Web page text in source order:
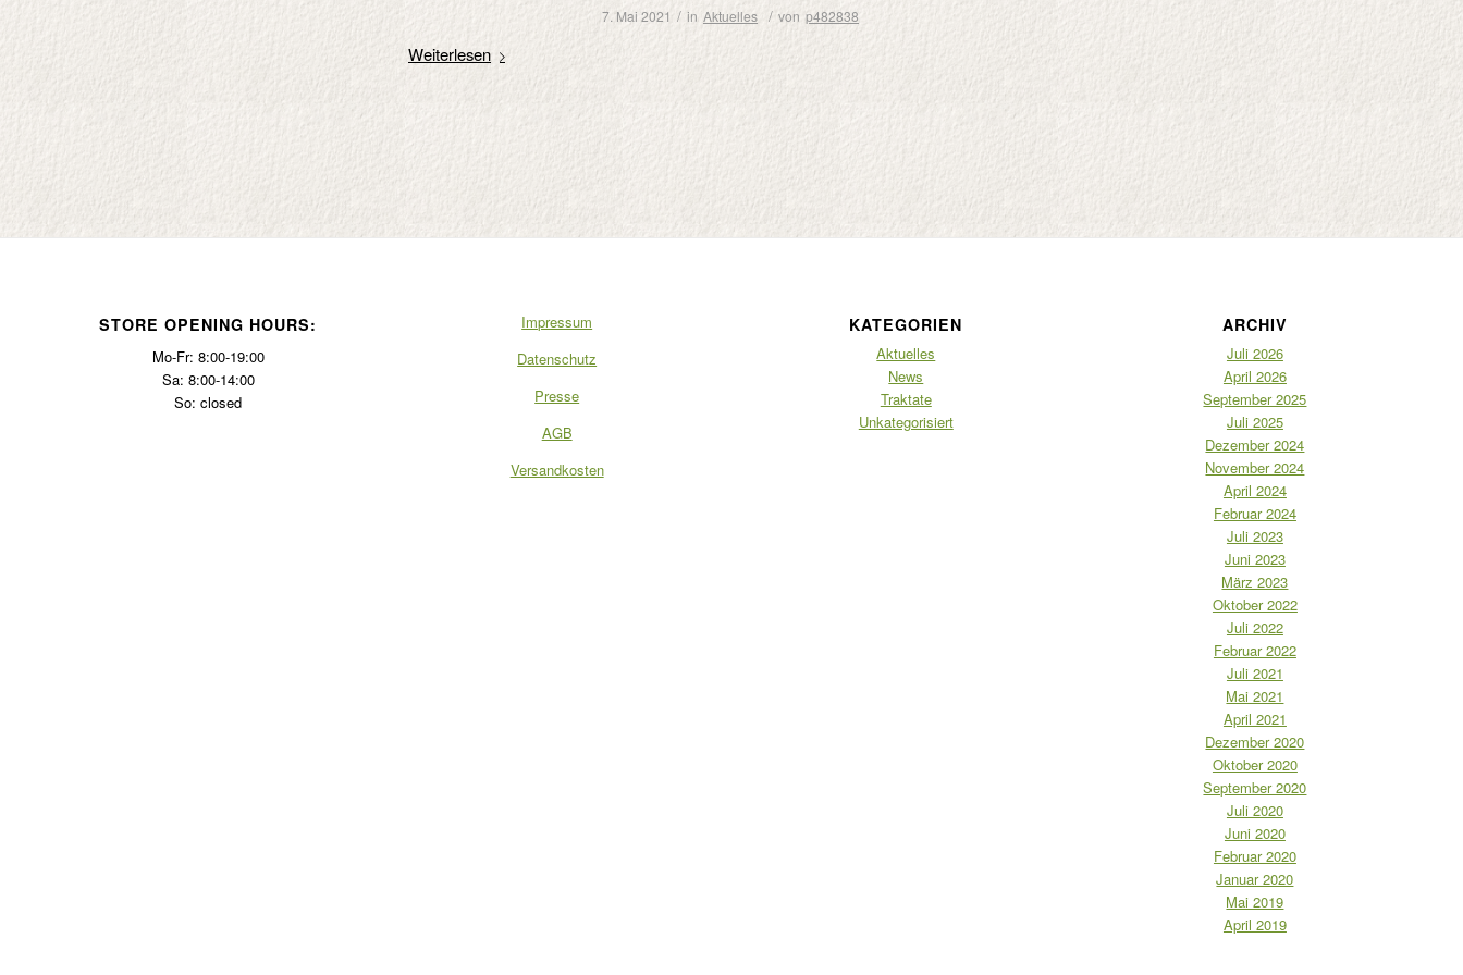
7. Mai 2021 / in Aktuelles / von p482838
Weiterlesen
STORE OPENING HOURS:
Mo-Fr: 8:00-19:00
Sa: 8:00-14:00
So: closed
Impressum
Datenschutz
Presse
AGB
Versandkosten
KATEGORIEN
Aktuelles
News
Traktate
Unkategorisiert
ARCHIV
Juli 2026
April 2026
September 2025
Juli 2025
Dezember 2024
November 2024
April 2024
Februar 2024
Juli 2023
Juni 2023
März 2023
Oktober 2022
Juli 2022
Februar 2022
Juli 2021
Mai 2021
April 2021
Dezember 2020
Oktober 2020
September 2020
Juli 2020
Juni 2020
Februar 2020
Januar 2020
Mai 2019
April 2019